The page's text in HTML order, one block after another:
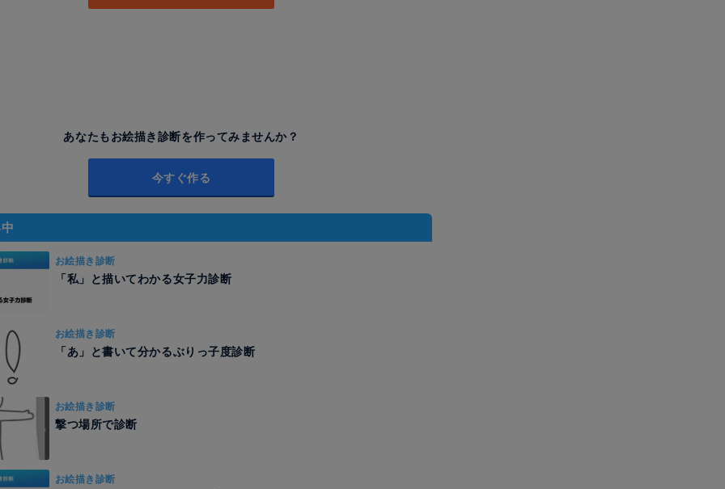
あなたもお絵描き診断を作ってみませんか？
今すぐ作る
お絵描き診断
「私」と描いてわかる女子力診断
お絵描き診断
「あ」と書いて分かるぶりっ子度診断
お絵描き診断
撃つ場所で診断
お絵描き診断